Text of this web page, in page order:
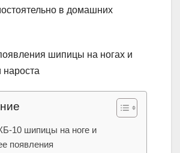
в домашних
10 шипицы на ноге и
появления